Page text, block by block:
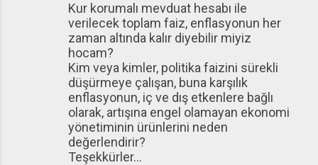
Kur korumalı mevduat hesabı ile
verilecek toplam faiz, enflasyonun her
zaman altında kalır diyebilir miyiz
hocam?
Kim veya kimler, politika faizini sürekli
düşürmeye çalışan, buna karşılık
enflasyonun, iç ve dış etkenlere bağlı
olarak, artışına engel olamayan ekonomi
yönetiminin ürünlerini neden
değerlendirir?
Teşekkürler...